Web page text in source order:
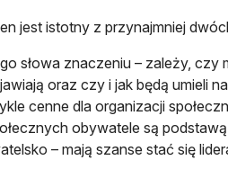
jest istotny z przynajmniej
słowa znaczeniu – zależy, czy
oraz czy i jak będą umieli
cenne dla organizacji
obywatele są podstawą
– mają szanse stać się